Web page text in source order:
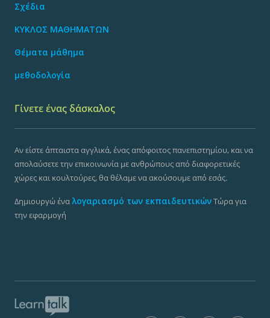
Σχέδια
ΚΥΚΛΟΣ ΜΑΘΗΜΑΤΩΝ
Θέματα μάθημα
μεθοδολογία
Γίνετε ένας δάσκαλος
Αν είστε άπταιστα αγγλικά, ένας απόφοιτος πανεπιστημίου, και να
απολαύσετε την επικοινωνία με ανθρώπους από διαφορετικές
χώρες και κουλτούρες, θα θέλαμε να ακούσουμε από εσάς.
Δημιουργώ ένα λογαριασμό των εκπαιδευτικώνΤώρα για
την εφαρμογή